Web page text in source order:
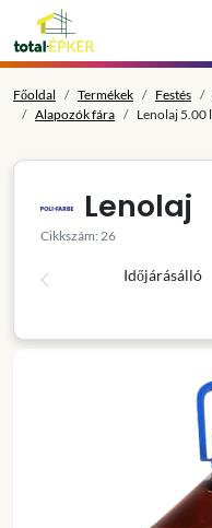
Főoldal Termékek Festés
Alapozók fára
Lenolaj 5.00 l
Lenolaj
Cikkszám: 26
Időjárásálló